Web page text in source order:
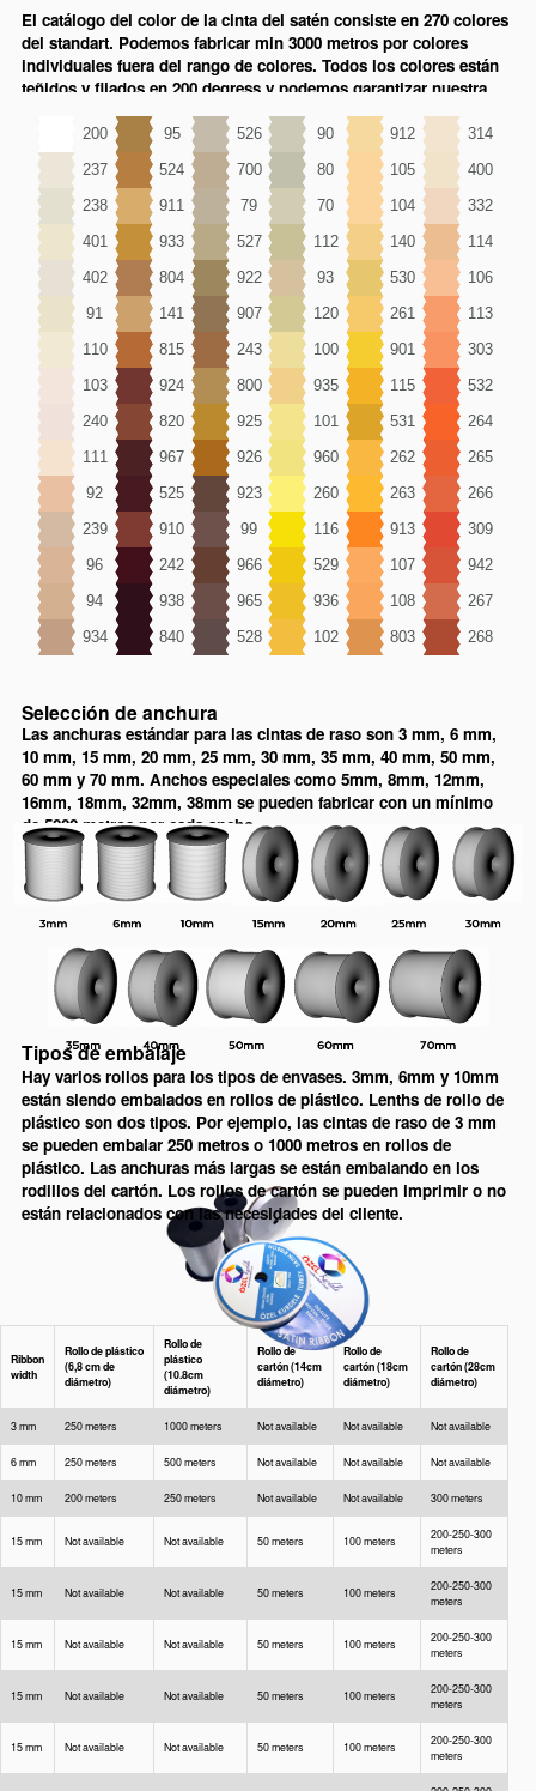
El catálogo del color de la cinta del satén consiste en 270 colores
del standart. Podemos fabricar min 3000 metros por colores
individuales fuera del rango de colores. Todos los colores están
teñidos y fijados en 200 degress y podemos garantizar nuestra
color de debajo de la carta para comprobar en productos
seleccionados arriba.
200
237
238
401
402
91
110
103
240
111
92
239
96
94
934
95
524
911
933
804
141
815
924
820
967
525
910
242
938
840
526
700
79
527
922
907
243
800
925
926
923
99
966
965
528
90
80
70
112
93
120
100
935
101
960
260
116
529
936
102
912
105
104
140
530
261
901
115
531
262
263
913
107
108
803
314
400
332
114
106
113
303
532
264
265
266
309
942
267
268
Selección de anchura
Las anchuras estándar para las cintas de raso son 3 mm, 6 mm,
10 mm, 15 mm, 20 mm, 25 mm, 30 mm, 35 mm, 40 mm, 50 mm,
60 mm y 70 mm. Anchos especiales como 5mm, 8mm, 12mm,
16mm, 18mm, 32mm, 38mm se pueden fabricar con un mínimo
de 5000 metros por cada ancho.
Tipos de embalaje
Hay varios rollos para los tipos de envases. 3mm, 6mm y 10mm
están siendo embalados en rollos de plástico. Lenths de rollo de
plástico son dos tipos. Por ejemplo, las cintas de raso de 3 mm
se pueden embalar 250 metros o 1000 metros en rollos de
plástico. Las anchuras más largas se están embalando en los
rodillos del cartón. Los rollos de cartón se pueden imprimir o no
están relacionados con las necesidades del cliente.
Ribbon
width
Rollo de plástico
(6,8 cm de
diámetro)
Rollo de
plástico
(10.8cm
diámetro)
Rollo de
cartón (14cm
diámetro)
Rollo de
cartón (18cm
diámetro)
Rollo de
cartón (28cm
diámetro)
3 mm 250 meters 1000 meters Not available Not available Not available
6 mm 250 meters 500 meters Not available Not available Not available
10 mm 200 meters 250 meters Not available Not available 300 meters
15 mm Not available Not available 50 meters 100 meters
200-250-300
meters
15 mm Not available Not available 50 meters 100 meters
200-250-300
meters
15 mm Not available Not available 50 meters 100 meters
200-250-300
meters
15 mm Not available Not available 50 meters 100 meters
200-250-300
meters
15 mm Not available Not available 50 meters 100 meters
200-250-300
meters